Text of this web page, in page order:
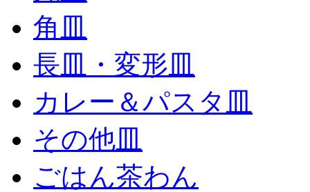
角皿
長皿・変形皿
カレー＆パスタ皿
その他皿
ごはん茶わん